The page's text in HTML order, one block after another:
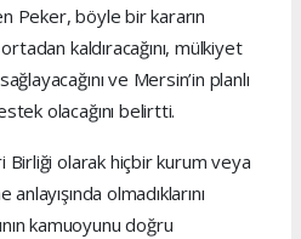
Peker, böyle bir kararın
kaldıracağını, mülkiyet
ve Mersin’in planlı
olacağını belirtti.
olarak hiçbir kurum veya
olmadıklarını
kamuoyunu doğru